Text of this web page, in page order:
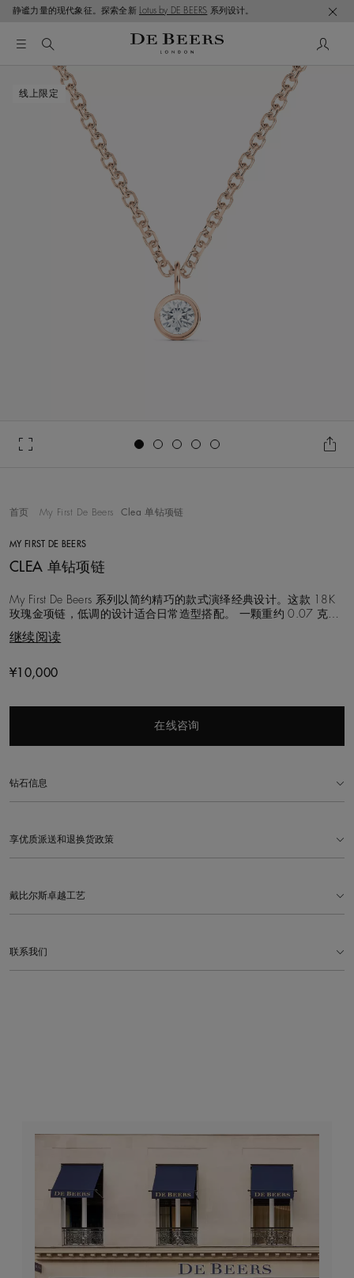
静谧力量的现代象征。探索全新 Lotus by DE BEERS 系列设计。
线上限定
这是一个带有一张大图像和下面的缩略图轨道的轮播。使用
首页 My First De Beers Clea 单钻项链
MY FIRST DE BEERS
CLEA 单钻项链
My First De Beers 系列以简约精巧的款式演绎经典设计。这款 18K
玫瑰金项链，低调的设计适合日常造型搭配。 一颗重约 0.07 克拉
之上，项链配有长度调节环，可调节长度至 39.0 厘米和 42.0 厘
继续阅读
¥10,000
在线咨询
钻石信息
享优质派送和退换货政策
戴比尔斯卓越工艺
联系我们